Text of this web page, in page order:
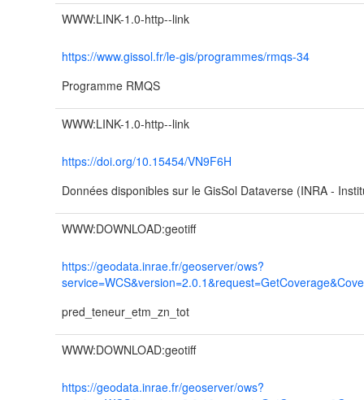
WWW:LINK-1.0-http--link
https://www.gissol.fr/le-gis/programmes/rmqs-34
Programme RMQS
WWW:LINK-1.0-http--link
https://doi.org/10.15454/VN9F6H
Données disponibles sur le GisSol Dataverse (INRA -
WWW:DOWNLOAD:geotiff
https://geodata.inrae.fr/geoserver/ows?
pred_teneur_etm_zn_tot
WWW:DOWNLOAD:geotiff
https://geodata.inrae.fr/geoserver/ows?